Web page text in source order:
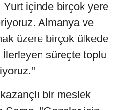
Yurt içinde birçok yere
Almanya ve
üzere birçok ülkede
süreçte toplu
kazançlı bir meslek